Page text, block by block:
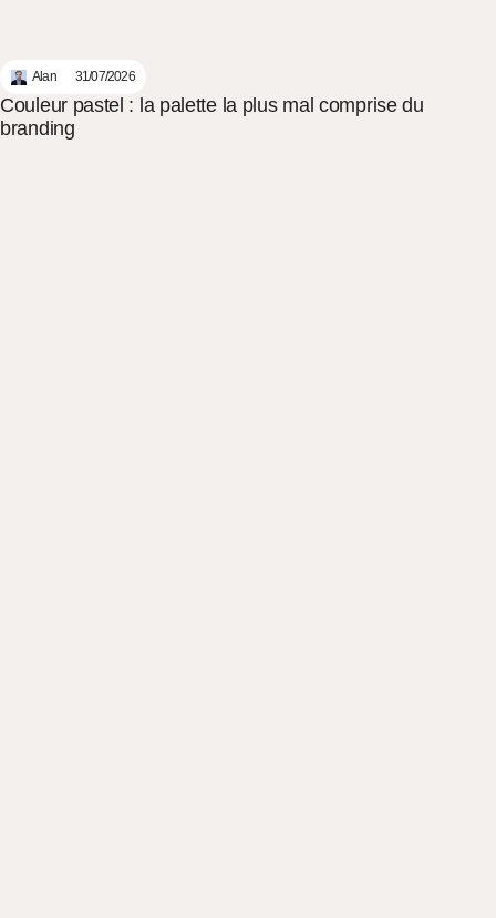
Alan 31/07/2026
Couleur pastel : la palette la plus mal comprise du
branding